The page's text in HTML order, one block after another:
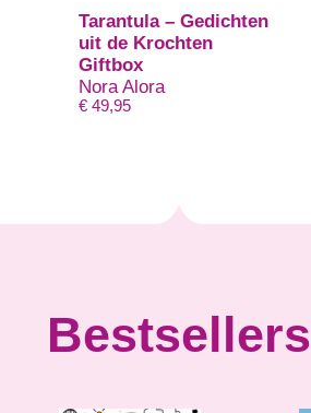
Tarantula – Gedichten
uit de Krochten
Giftbox
Nora Alora
€49,95
Bestsellers